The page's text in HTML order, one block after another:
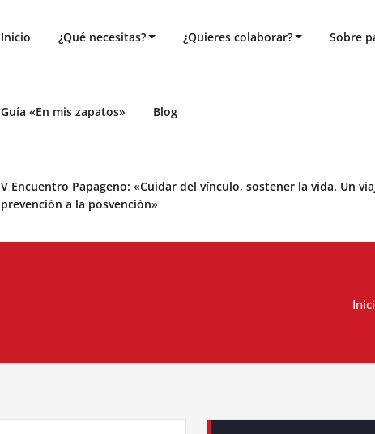
Inicio ¿Qué necesitas? ¿Quieres colaborar? Sobre
Guía «En mis zapatos» Blog
V Encuentro Papageno: «Cuidar del vínculo, sostener la vida. Un
prevención a la posvención»